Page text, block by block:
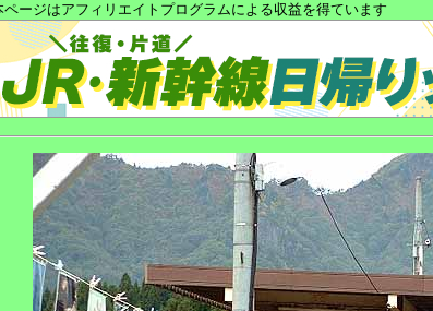
ページはアフィリエイトプログラムによる収益を得ています